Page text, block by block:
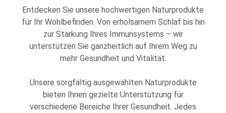
Entdecken Sie unsere hochwertigen Naturprodukte
für Ihr Wohlbefinden. Von erholsamem Schlaf bis hin
zur Stärkung Ihres Immunsystems – wir
unterstützen Sie ganzheitlich auf Ihrem Weg zu
mehr Gesundheit und Vitalität.
Unsere sorgfältig ausgewählten Naturprodukte
bieten Ihnen gezielte Unterstützung für
verschiedene Bereiche Ihrer Gesundheit. Jedes